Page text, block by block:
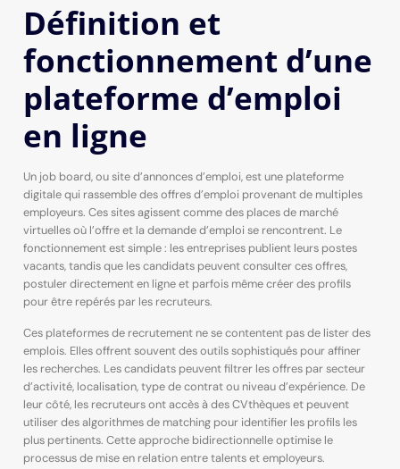
Définition et
fonctionnement d’une
plateforme d’emploi
en ligne
Un job board, ou site d’annonces d’emploi, est une plateforme
digitale qui rassemble des offres d’emploi provenant de multiples
employeurs. Ces sites agissent comme des places de marché
virtuelles où l’offre et la demande d’emploi se rencontrent. Le
fonctionnement est simple : les entreprises publient leurs postes
vacants, tandis que les candidats peuvent consulter ces offres,
postuler directement en ligne et parfois même créer des profils
pour être repérés par les recruteurs.
Ces plateformes de recrutement ne se contentent pas de lister des
emplois. Elles offrent souvent des outils sophistiqués pour affiner
les recherches. Les candidats peuvent filtrer les offres par secteur
d’activité, localisation, type de contrat ou niveau d’expérience. De
leur côté, les recruteurs ont accès à des CVthèques et peuvent
utiliser des algorithmes de matching pour identifier les profils les
plus pertinents. Cette approche bidirectionnelle optimise le
processus de mise en relation entre talents et employeurs.